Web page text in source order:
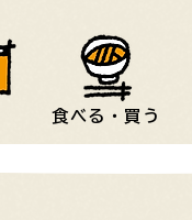
食べる・買う